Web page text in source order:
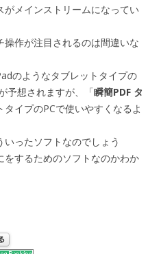
メインストリームになってい
作が注目されるのは間違いな
のようなタブレットタイプの
予想されますが、「瞬簡PDF タ
タイプのPCで使いやすくなるよ
ったソフトなのでしょう
するためのソフトなのかわか